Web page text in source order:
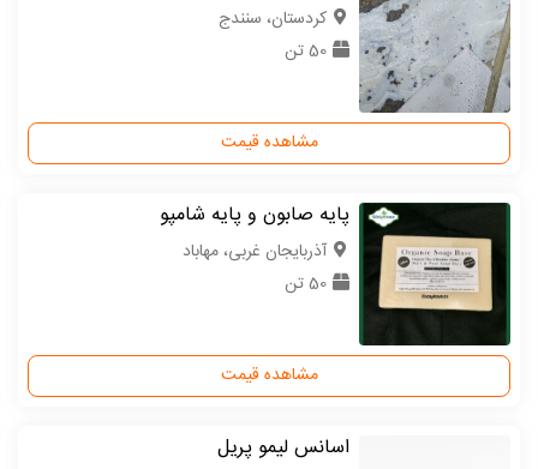
كردستان، سنندج
50 تن
مشاهده قیمت
پایه صابون و پایه شامپو
آذربایجان غربی، مهاباد
50 تن
مشاهده قیمت
اسانس لیمو پریل